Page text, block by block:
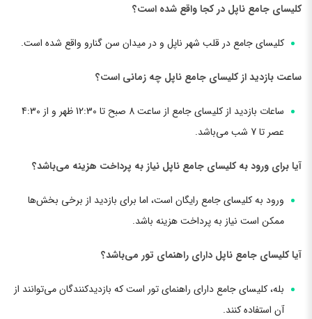
کلیسای جامع ناپل در کجا واقع شده است؟
کلیسای جامع در قلب شهر ناپل و در میدان سن گنارو واقع شده است.
ساعت بازدید از کلیسای جامع ناپل چه زمانی است؟
ساعات بازدید از کلیسای جامع از ساعت 8 صبح تا 12:30 ظهر و از 4:30
عصر تا 7 شب می‌باشد.
آیا برای ورود به کلیسای جامع ناپل نیاز به پرداخت هزینه می‌باشد؟
ورود به کلیسای جامع رایگان است، اما برای بازدید از برخی بخش‌ها
ممکن است نیاز به پرداخت هزینه باشد.
آیا کلیسای جامع ناپل دارای راهنمای تور می‌باشد؟
بله، کلیسای جامع دارای راهنمای تور است که بازدیدکنندگان می‌توانند از
آن استفاده کنند.